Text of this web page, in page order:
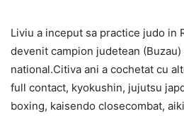
Liviu a inceput sa practice judo in
devenit campion judetean
national.Citiva ani a cochetat cu
full contact, kyokushin, jujutsu
boxing, kaisendo closecombat,